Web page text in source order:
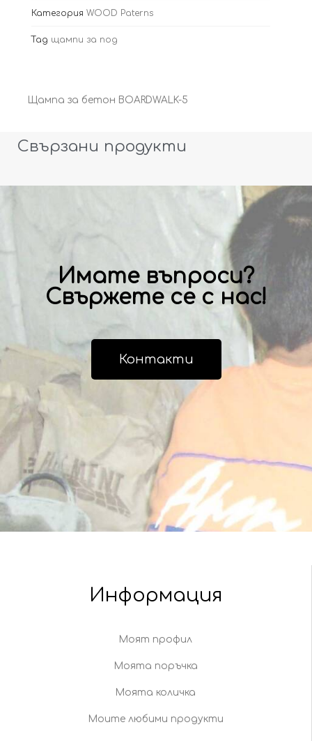
Категория WOOD Paterns
Tag щампи за под
Щампа за бетон BOARDWALK-5
Свързани продукти
Имате въпроси?
Свържете се с нас!
Контакти
Информация
Моят профил
Моята поръчка
Моята количка
Моите любими продукти